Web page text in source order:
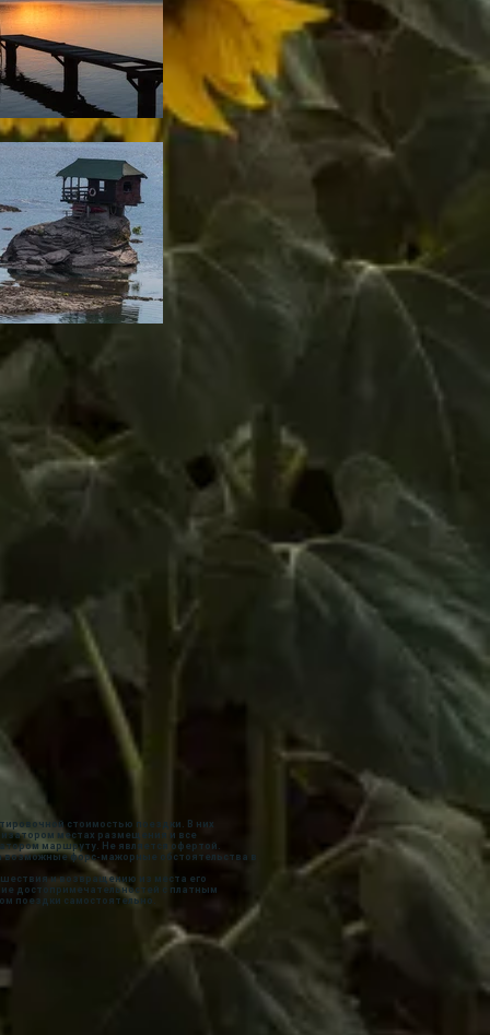
стоимостью поездки. В них
местах размещения и все
маршруту. Не является офертой.
возможные форс-мажорные обстоятельства в
и возвращению из места его
достопримечательностей с платным
поездки самостоятельно.